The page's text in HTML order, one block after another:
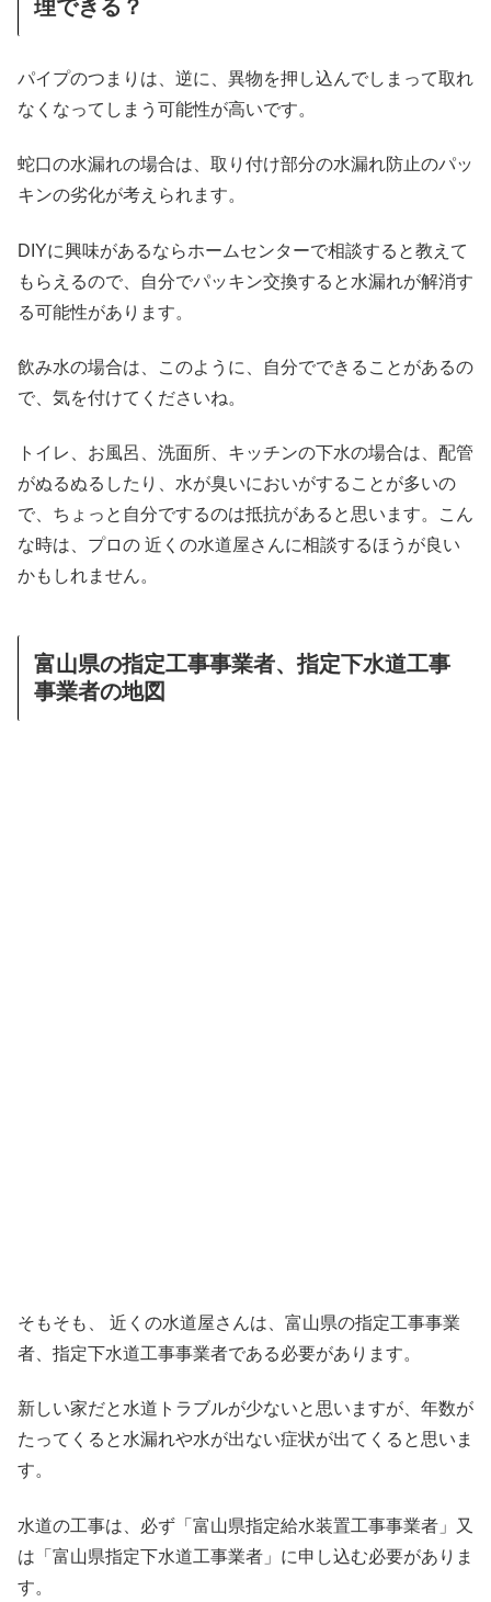
理できる？
パイプのつまりは、逆に、異物を押し込んでしまって取れ
なくなってしまう可能性が高いです。
蛇口の水漏れの場合は、取り付け部分の水漏れ防止のパッ
キンの劣化が考えられます。
DIYに興味があるならホームセンターで相談すると教えて
もらえるので、自分でパッキン交換すると水漏れが解消す
る可能性があります。
飲み水の場合は、このように、自分でできることがあるの
で、気を付けてくださいね。
トイレ、お風呂、洗面所、キッチンの下水の場合は、配管
がぬるぬるしたり、水が臭いにおいがすることが多いの
で、ちょっと自分でするのは抵抗があると思います。こん
な時は、プロの 近くの水道屋さんに相談するほうが良い
かもしれません。
富山県の指定工事事業者、指定下水道工事
事業者の地図
そもそも、 近くの水道屋さんは、富山県の指定工事事業
者、指定下水道工事事業者である必要があります。
新しい家だと水道トラブルが少ないと思いますが、年数が
たってくると水漏れや水が出ない症状が出てくると思いま
す。
水道の工事は、必ず「富山県指定給水装置工事事業者」又
は「富山県指定下水道工事業者」に申し込む必要がありま
す。